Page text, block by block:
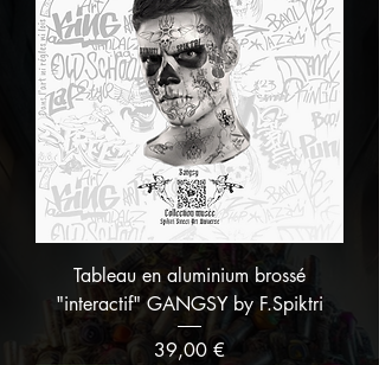
Tableau en aluminium brossé
"interactif" GANGSY by F.Spiktri
Prix
39,00 €